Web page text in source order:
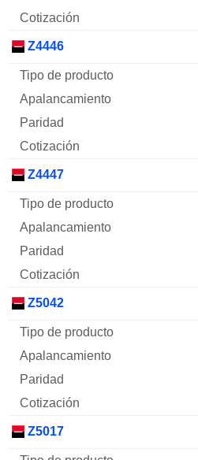
Z4446
Z4447
Z5042
Z5017